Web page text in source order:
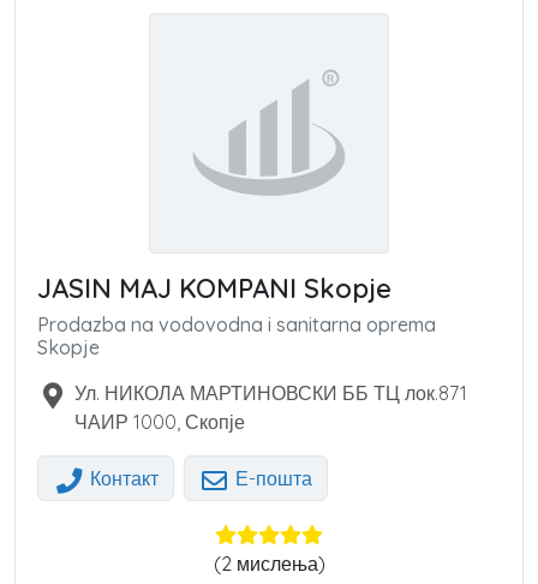
JASIN MAJ KOMPANI Skopje
Prodazba na vodovodna i sanitarna oprema
Skopje
Ул. НИКОЛА МАРТИНОВСКИ ББ ТЦ лок.871
ЧАИР 1000, Скопје
Контакт Е-пошта
(2мислења)